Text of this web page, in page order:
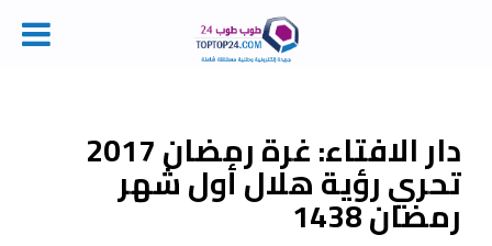
content
دار الافتاء: غرة رمضان 2017
تحري رؤية هلال أول شهر
رمضان 1438